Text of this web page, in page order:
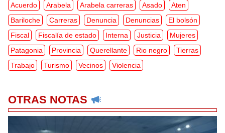
Acuerdo Arabela Arabela carreras Asado
Aten
Bariloche
Carreras Denuncia Denuncias
El bolsón
Fiscal
Fiscalía de estado Interna Justicia
Mujeres
Patagonia
Provincia Querellante Rio negro
Tierras
Trabajo
Turismo Vecinos Violencia
OTRAS NOTAS